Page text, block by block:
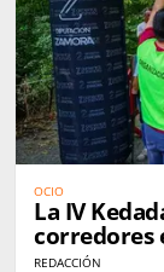
OCIO
La IV
corredores
REDACCIÓN